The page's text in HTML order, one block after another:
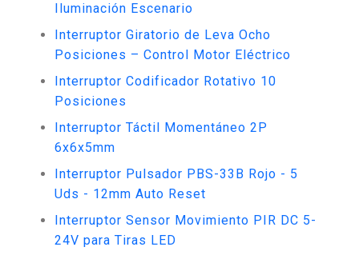
Iluminación Escenario
Interruptor Giratorio de Leva Ocho
Posiciones – Control Motor Eléctrico
Interruptor Codificador Rotativo 10
Posiciones
Interruptor Táctil Momentáneo 2P
6x6x5mm
Interruptor Pulsador PBS-33B Rojo - 5
Uds - 12mm Auto Reset
Interruptor Sensor Movimiento PIR DC 5-
24V para Tiras LED